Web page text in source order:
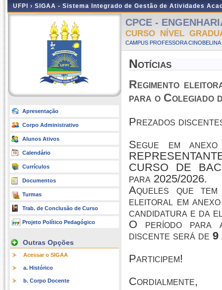
UFPI › SIGAA - Sistema Integrado de Gestão de Atividades
Apresentação
Corpo Administrativo
Alunos Ativos
Calendário
Currículos
Documentos
Turmas
Trab. de Conclusão de Curso
Projeto Político Pedagógico
Outras Opções
Acessar o SIGAA
a. Histórico
b. Corpo Docente
CPCE -
CURSO NÍVEL
CAMPUS PROFESSORA CINOBELINA
Notícias
Regimento
para o Colegiado
Prezados
Segue em
CURSO DE
para 2025/2026.
Aqueles que
eleitoral em
candidatura e da
O período para
discente será de 9
Participem!
Cordialmente,